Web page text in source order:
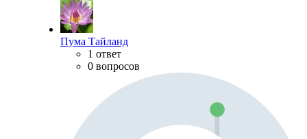
Пума Тайланд
1 ответ
0 вопросов